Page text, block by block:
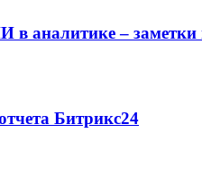
в аналитике – заметки
Битрикс24